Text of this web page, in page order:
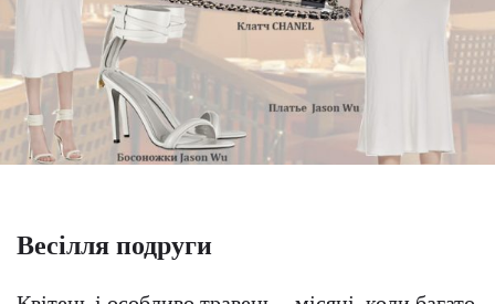
Весілля подруги